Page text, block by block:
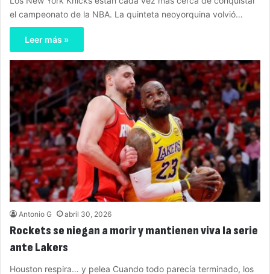
el campeonato de la NBA. La quinteta neoyorquina volvió…
Leer más »
Antonio G abril 30, 2026
Rockets se niegan a morir y mantienen viva la serie
ante Lakers
Houston respira… y pelea Cuando todo parecía terminado, los